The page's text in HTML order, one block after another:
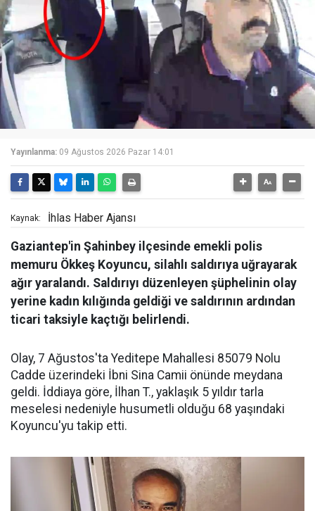
Yayınlanma: 09 Ağustos 2026 Pazar 14:01
Kaynak: İhlas Haber Ajansı
Gaziantep'in Şahinbey ilçesinde emekli polis
memuru Ökkeş Koyuncu, silahlı saldırıya uğrayarak
ağır yaralandı. Saldırıyı düzenleyen şüphelinin olay
yerine kadın kılığında geldiği ve saldırının ardından
ticari taksiyle kaçtığı belirlendi.
Olay, 7 Ağustos'ta Yeditepe Mahallesi 85079 Nolu
Cadde üzerindeki İbni Sina Camii önünde meydana
geldi. İddiaya göre, İlhan T., yaklaşık 5 yıldır tarla
meselesi nedeniyle husumetli olduğu 68 yaşındaki
Koyuncu'yu takip etti.